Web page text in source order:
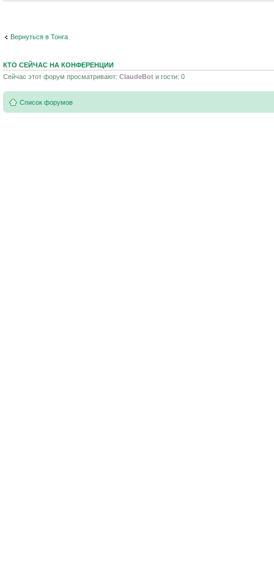
Вернуться в Тонга
КТО СЕЙЧАС НА КОНФЕРЕНЦИИ
Сейчас этот форум просматривают: ClaudeBot и гости: 0
Список форумов